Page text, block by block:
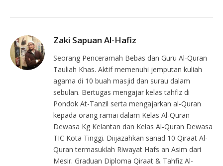
Zaki Sapuan Al-Hafiz
Seorang Penceramah Bebas dan Guru Al-Quran
Tauliah Khas. Aktif memenuhi jemputan kuliah
agama di 10 buah masjid dan surau dalam
sebulan. Bertugas mengajar kelas tahfiz di
Pondok At-Tanzil serta mengajarkan al-Quran
kepada orang ramai dalam Kelas Al-Quran
Dewasa Kg Kelantan dan Kelas Al-Quran Dewasa
TIC Kota Tinggi. Diijazahkan sanad 10 Qiraat Al-
Quran termasuklah Riwayat Hafs an Asim dari
Mesir. Graduan Diploma Qiraat & Tahfiz Al-